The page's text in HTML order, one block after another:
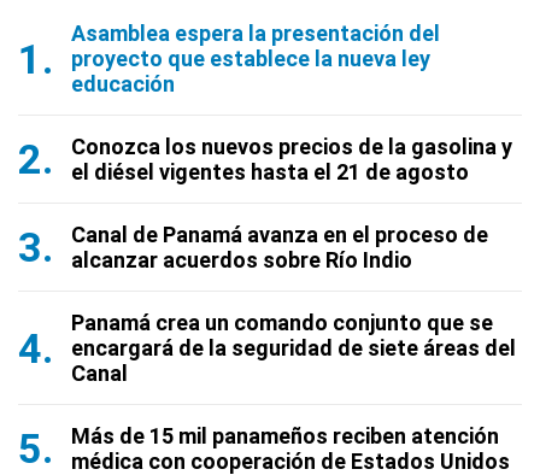
Asamblea espera la presentación del
proyecto que establece la nueva ley
educación
Conozca los nuevos precios de la gasolina y
el diésel vigentes hasta el 21 de agosto
Canal de Panamá avanza en el proceso de
alcanzar acuerdos sobre Río Indio
Panamá crea un comando conjunto que se
encargará de la seguridad de siete áreas del
Canal
Más de 15 mil panameños reciben atención
médica con cooperación de Estados Unidos